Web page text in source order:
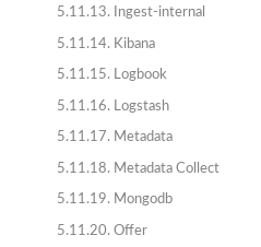
5.11.13. Ingest-internal
5.11.14. Kibana
5.11.15. Logbook
5.11.16. Logstash
5.11.17. Metadata
5.11.18. Metadata Collect
5.11.19. Mongodb
5.11.20. Offer